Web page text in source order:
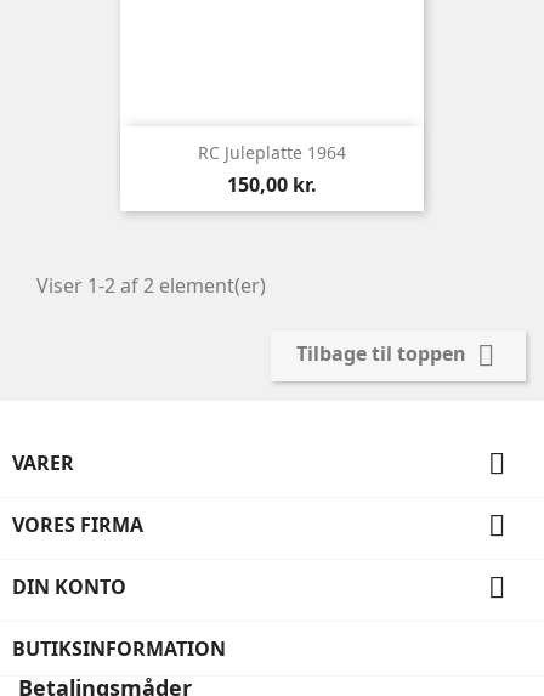
RC Juleplatte 1964
Pris
150,00 kr.
Viser 1-2 af 2 element(er)
Tilbage til toppen 
VARER 
VORES FIRMA 
DIN KONTO 
BUTIKSINFORMATION
Betalingsmåder